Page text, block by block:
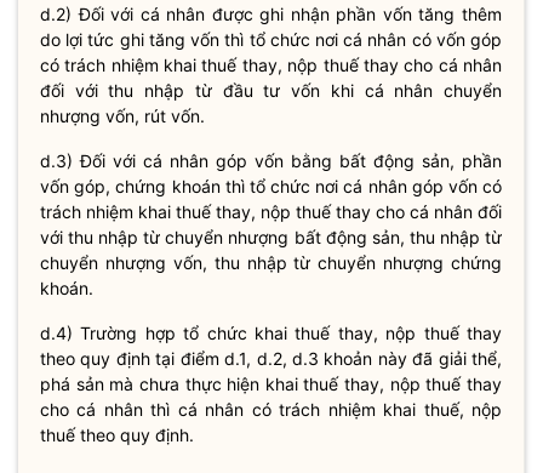
d.2) Đối với cá nhân được ghi nhận phần vốn tăng thêm
do lợi tức ghi tăng vốn thì tổ chức nơi cá nhân có vốn góp
có trách nhiệm khai thuế thay, nộp thuế thay cho cá nhân
đối với thu nhập từ đầu tư vốn khi cá nhân chuyển
nhượng vốn, rút vốn.
d.3) Đối với cá nhân góp vốn bằng bất động sản, phần
vốn góp, chứng khoán thì tổ chức nơi cá nhân góp vốn có
trách nhiệm khai thuế thay, nộp thuế thay cho cá nhân đối
với thu nhập từ chuyển nhượng bất động sản, thu nhập từ
chuyển nhượng vốn, thu nhập từ chuyển nhượng chứng
khoán.
d.4) Trường hợp tổ chức khai thuế thay, nộp thuế thay
theo quy định tại điểm d.1, d.2, d.3 khoản này đã giải thể,
phá sản mà chưa thực hiện khai thuế thay, nộp thuế thay
cho cá nhân thì cá nhân có trách nhiệm khai thuế, nộp
thuế theo quy định.